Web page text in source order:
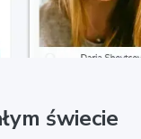
świecie